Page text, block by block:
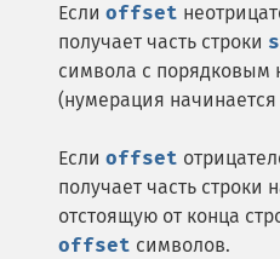
Если offset
получает часть строки
символа с порядковым
(нумерация начинается
Если offset
получает часть строки
отстоящую от конца
offset символов.